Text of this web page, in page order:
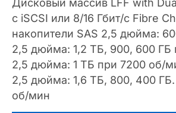
с iSCSI или 8/16 Гбит/с Fibre
накопители SAS 2,5 дюйма:
2,5 дюйма: 1,2 ТБ, 900, 600 ГБ
2,5 дюйма: 1 ТБ при 7200 об/
2,5 дюйма: 1,6 ТБ, 800, 400
об/мин